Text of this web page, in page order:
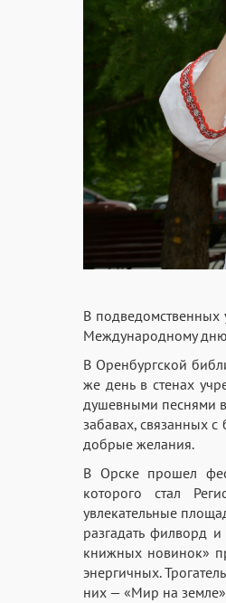
В подведомственных
Международному
В Оренбургской
же день в стенах
душевными песнями
забавах, связанных
добрые желания.
В Орске прошел
которого стал
увлекательные
разгадать филворд
книжных новинок»
энергичных.
них — «Мир на